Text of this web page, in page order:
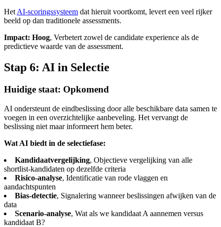
Het AI-scoringssysteem dat hieruit voortkomt, levert een veel rijker
beeld op dan traditionele assessments.
Impact: Hoog, Verbetert zowel de candidate experience als de
predictieve waarde van de assessment.
Stap 6: AI in Selectie
Huidige staat: Opkomend
AI ondersteunt de eindbeslissing door alle beschikbare data samen te
voegen in een overzichtelijke aanbeveling. Het vervangt de
beslissing niet maar informeert hem beter.
Wat AI biedt in de selectiefase:
Kandidaatvergelijking, Objectieve vergelijking van alle
shortlist-kandidaten op dezelfde criteria
Risico-analyse, Identificatie van rode vlaggen en
aandachtspunten
Bias-detectie, Signalering wanneer beslissingen afwijken van de
data
Scenario-analyse, Wat als we kandidaat A aannemen versus
kandidaat B?